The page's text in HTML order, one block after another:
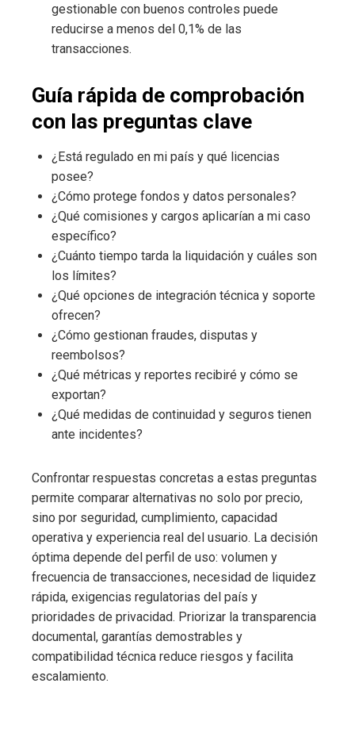
gestionable con buenos controles puede
reducirse a menos del 0,1% de las
transacciones.
Guía rápida de comprobación
con las preguntas clave
¿Está regulado en mi país y qué licencias
posee?
¿Cómo protege fondos y datos personales?
¿Qué comisiones y cargos aplicarían a mi caso
específico?
¿Cuánto tiempo tarda la liquidación y cuáles son
los límites?
¿Qué opciones de integración técnica y soporte
ofrecen?
¿Cómo gestionan fraudes, disputas y
reembolsos?
¿Qué métricas y reportes recibiré y cómo se
exportan?
¿Qué medidas de continuidad y seguros tienen
ante incidentes?
Confrontar respuestas concretas a estas preguntas
permite comparar alternativas no solo por precio,
sino por seguridad, cumplimiento, capacidad
operativa y experiencia real del usuario. La decisión
óptima depende del perfil de uso: volumen y
frecuencia de transacciones, necesidad de liquidez
rápida, exigencias regulatorias del país y
prioridades de privacidad. Priorizar la transparencia
documental, garantías demostrables y
compatibilidad técnica reduce riesgos y facilita
escalamiento.